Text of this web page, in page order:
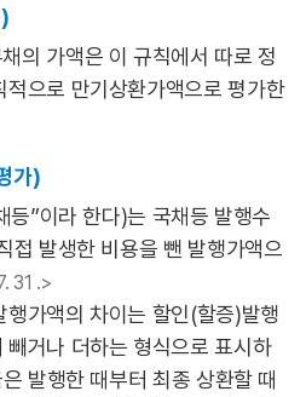
의 가액은 이 규칙에서 따로 정
으로 만기상환가액으로 평가한
가)
”이라 한다)는 국채등 발행수
접 발생한 비용을 뺀 발행가액으
31 .>
가액의 차이는 할인(할증)발행
거나 더하는 형식으로 표시하
발행한 때부터 최종 상환할 때